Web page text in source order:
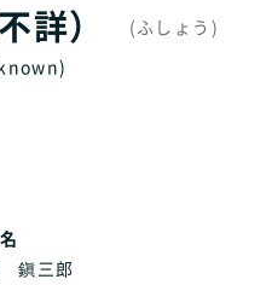
詳）
(ふしょう)
鎭三郎